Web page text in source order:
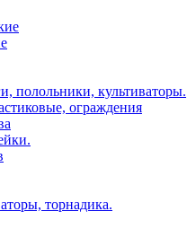
полольники, культиваторы.
ограждения
торнадика.